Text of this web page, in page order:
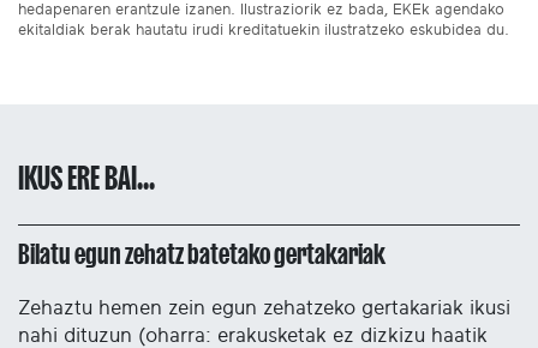
hedapenaren erantzule izanen. Ilustraziorik ez bada, EKEk agendako
ekitaldiak berak hautatu irudi kreditatuekin ilustratzeko eskubidea du.
IKUS ERE BAI...
Bilatu egun zehatz batetako gertakariak
Zehaztu hemen zein egun zehatzeko gertakariak ikusi
nahi dituzun (oharra: erakusketak ez dizkizu haatik